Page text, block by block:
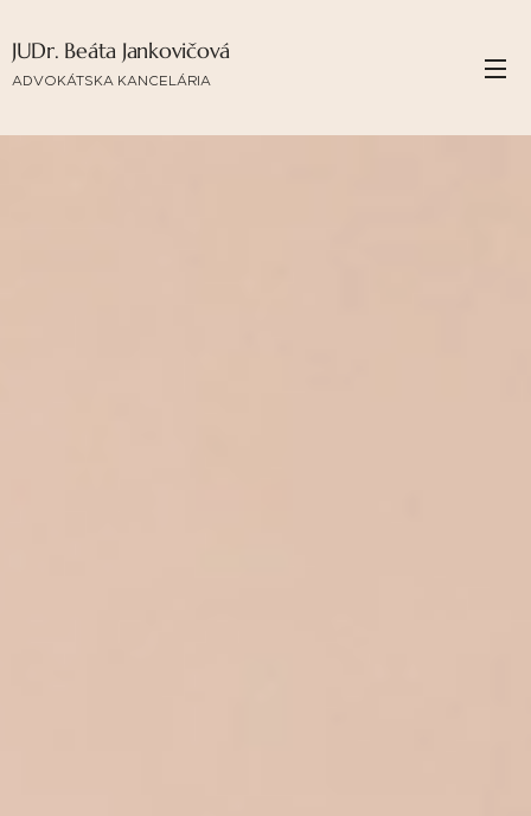
JUDr. Beáta Jankovičová
ADVOKÁTSKA KANCELÁRIA